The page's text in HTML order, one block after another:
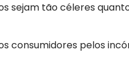
sejam tão céleres
consumidores pelos